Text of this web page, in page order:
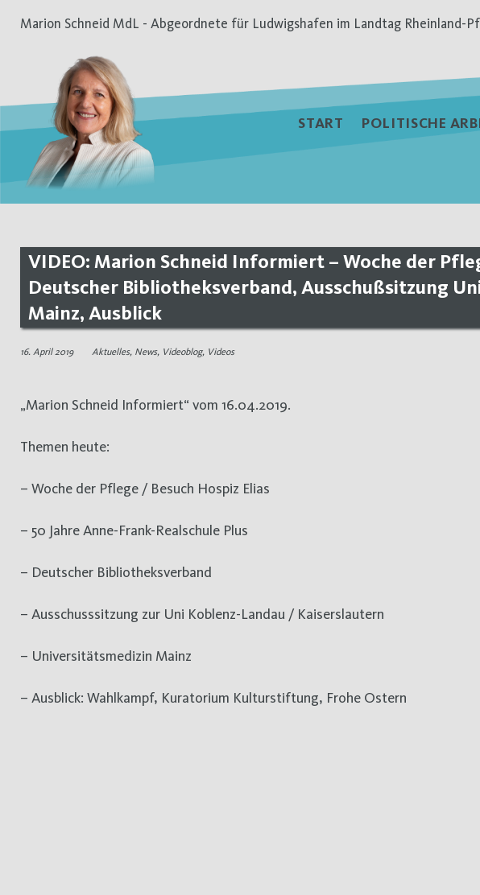
Inhalt
Marion Schneid MdL - Abgeordnete für Ludwigshafen im Landtag Rheinland-
START POLITISCHE
VIDEO: Marion Schneid Informiert – Woche der
Deutscher Bibliotheksverband, Ausschußsitzung
Mainz, Ausblick
16. April 2019 Aktuelles, News, Videoblog, Videos
„Marion Schneid Informiert“ vom 16.04.2019.
Themen heute:
– Woche der Pflege / Besuch Hospiz Elias
– 50 Jahre Anne-Frank-Realschule Plus
– Deutscher Bibliotheksverband
– Ausschusssitzung zur Uni Koblenz-Landau / Kaiserslautern
– Universitätsmedizin Mainz
– Ausblick: Wahlkampf, Kuratorium Kulturstiftung, Frohe Ostern